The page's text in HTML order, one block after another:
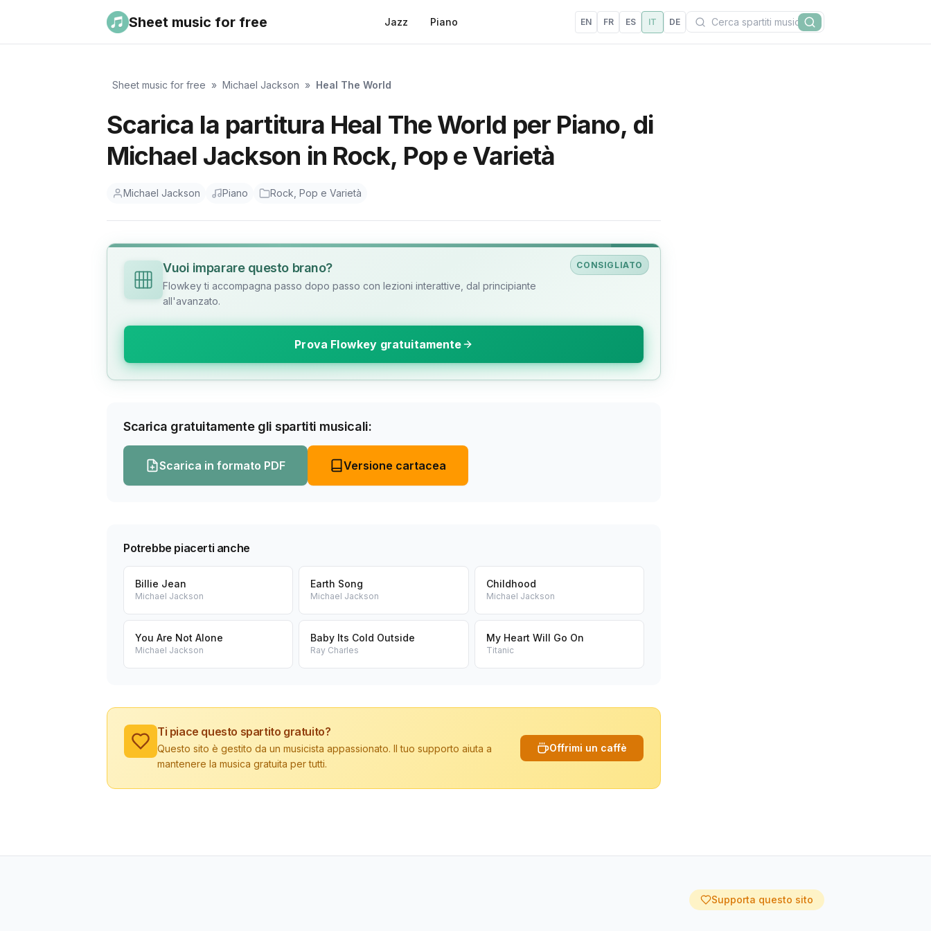
Sheet music for free Jazz Piano EN FR ES IT DE Cerca
Cerca
Sheet music for free » Michael Jackson » Heal The World
Scarica la partitura Heal The World per Piano, di
Michael Jackson in Rock, Pop e Varietà
Michael Jackson Piano Rock, Pop e Varietà
CONSIGLIATO
Vuoi imparare questo brano?
Flowkey ti accompagna passo dopo passo con lezioni interattive, dal principiante
all'avanzato.
Prova Flowkey gratuitamente
Scarica gratuitamente gli spartiti musicali:
Scarica in formato PDF Versione cartacea
Potrebbe piacerti anche
Billie Jean
Michael Jackson
Earth Song
Michael Jackson
Childhood
Michael Jackson
You Are Not Alone
Michael Jackson
Baby Its Cold Outside
Ray Charles
My Heart Will Go On
Titanic
Ti piace questo spartito gratuito?
Questo sito è gestito da un musicista appassionato. Il tuo supporto aiuta a
mantenere la musica gratuita per tutti.
Offrimi un caffè
Supporta questo sito